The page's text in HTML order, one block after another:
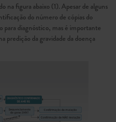
na figura abaixo (1). Apesar de alguns
do número de cópias do
para diagnóstico, mas é importante
predição da gravidade da doença